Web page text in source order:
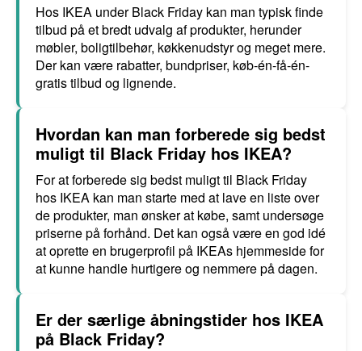
Hos IKEA under Black Friday kan man typisk finde
tilbud på et bredt udvalg af produkter, herunder
møbler, boligtilbehør, køkkenudstyr og meget mere.
Der kan være rabatter, bundpriser, køb-én-få-én-
gratis tilbud og lignende.
Hvordan kan man forberede sig bedst
muligt til Black Friday hos IKEA?
For at forberede sig bedst muligt til Black Friday
hos IKEA kan man starte med at lave en liste over
de produkter, man ønsker at købe, samt undersøge
priserne på forhånd. Det kan også være en god idé
at oprette en brugerprofil på IKEAs hjemmeside for
at kunne handle hurtigere og nemmere på dagen.
Er der særlige åbningstider hos IKEA
på Black Friday?